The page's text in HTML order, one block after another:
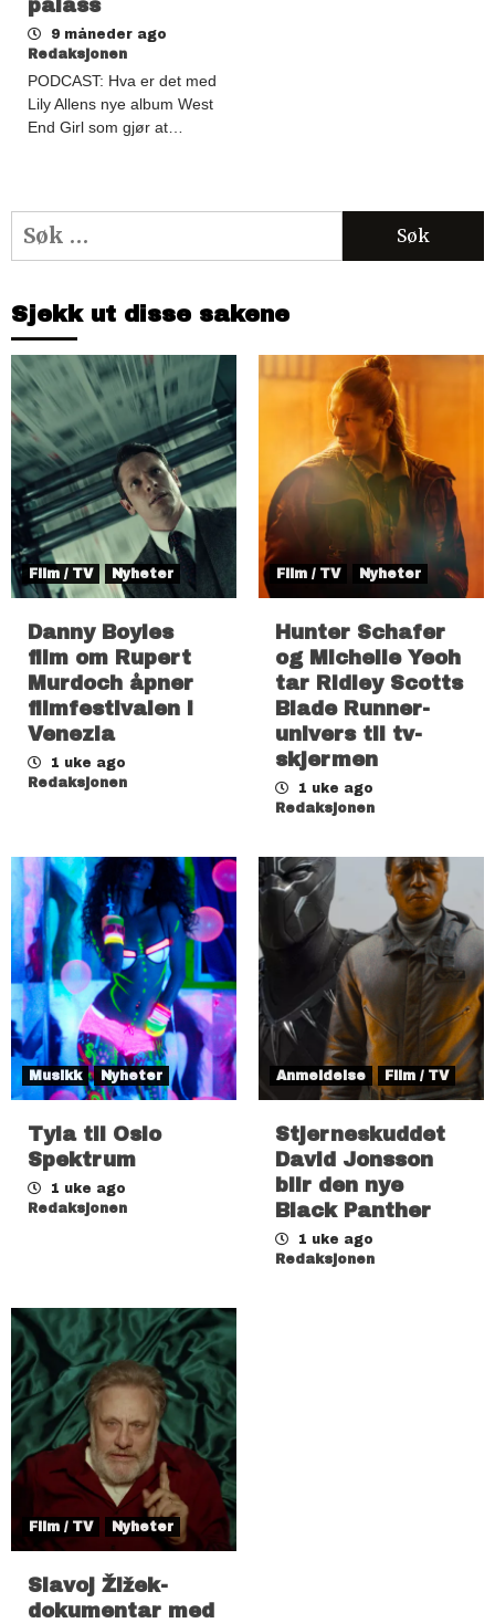
palass
9 måneder ago
Redaksjonen
PODCAST: Hva er det med
Lily Allens nye album West
End Girl som gjør at…
Søk
etter:
Sjekk ut disse sakene
Film / TV Nyheter
Danny Boyles
film om Rupert
Murdoch åpner
filmfestivalen i
Venezia
1 uke ago
Redaksjonen
Film / TV Nyheter
Hunter Schafer
og Michelle Yeoh
tar Ridley Scotts
Blade Runner-
univers til tv-
skjermen
1 uke ago
Redaksjonen
Musikk Nyheter
Tyla til Oslo
Spektrum
1 uke ago
Redaksjonen
Anmeldelse Film / TV
Stjerneskuddet
David Jonsson
blir den nye
Black Panther
1 uke ago
Redaksjonen
Film / TV Nyheter
Slavoj Žižek-
dokumentar med